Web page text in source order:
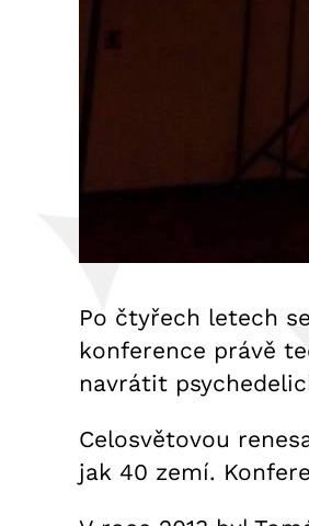
Po čtyřech letech
konference právě
navrátit
Celosvětovou
jak 40 zemí.